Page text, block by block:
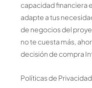
capacidad financiera
adapte a tus
de negocios del
no te cuesta más,
decisión de compra
Políticas de